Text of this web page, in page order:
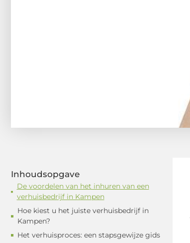
Inhoudsopgave
De voordelen van het inhuren van een
verhuisbedrijf in Kampen
Hoe kiest u het juiste verhuisbedrijf in
Kampen?
Het verhuisproces: een stapsgewijze gids